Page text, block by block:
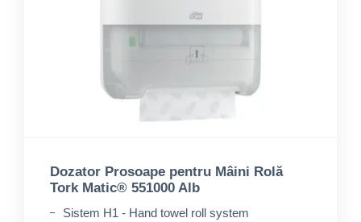
Dozator Prosoape pentru Mâini Rolă
Tork Matic® 551000 Alb
Sistem H1 - Hand towel roll system